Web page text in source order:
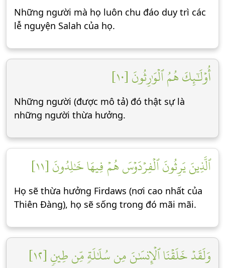
Những người mà họ luôn chu đáo duy trì các
lễ nguyện Salah của họ.
أُوْلَٰٓئِكَ هُمُ ٱلۡوَٰرِثُونَ [١٠]
Những người (được mô tả) đó thật sự là
những người thừa hưởng.
ٱلَّذِينَ يَرِثُونَ ٱلۡفِرۡدَوۡسَ هُمۡ فِيهَا خَٰلِدُونَ [١١]
Họ sẽ thừa hưởng Firdaws (nơi cao nhất của
Thiên Đàng), họ sẽ sống trong đó mãi mãi.
وَلَقَدۡ خَلَقۡنَا ٱلۡإِنسَٰنَ مِن سُلَٰلَةٖ مِّن طِينٖ [١٢]